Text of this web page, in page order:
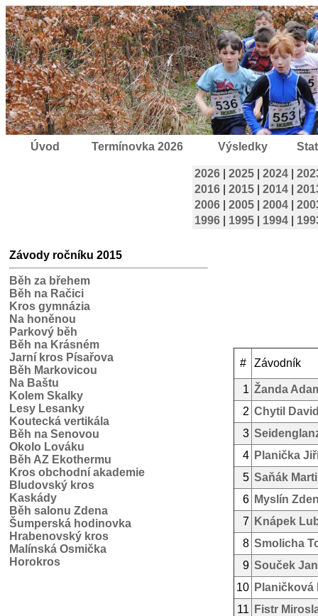
Úvod Termínovka 2026 Výsledky
2026 2025 2024
2016
2015 2014
2006
2005 2004
1996
1995 1994
Závody ročníku 2015
Běh za břehem
Běh na Račici
Kros gymnázia
Na honěnou
Parkový běh
Běh na Krásném
Jarní kros Písařova
Běh Markovicou
Na Baštu
Kolem Skalky
Lesy Lesanky
Koutecká vertikála
Běh na Senovou
Okolo Lováku
Běh AZ Ekothermu
Kros obchodní akademie
Bludovský kros
Kaskády
Běh salonu Zdena
Šumperská hodinovka
Hrabenovský kros
Malínská Osmička
Horokros
# Závodník
1 Žanda
2 Chytil
3
4 Planička
5 Saňák
6 Myslín
7
Knápek
8 Smolicha
9 Souček Jan
10 Planičková
11
Fistr